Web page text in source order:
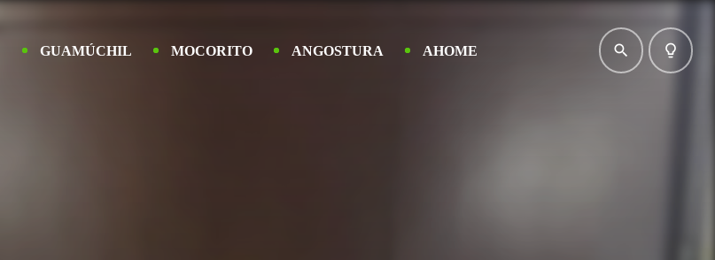
GUAMÚCHIL MOCORITO ANGOSTURA AHOME search lightbulb_outline